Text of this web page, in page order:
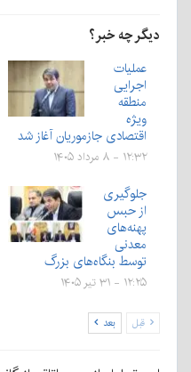
دیگر چه خبر؟
عملیات
اجرایی
منطقه
ویژه
اقتصادی جازموریان آغاز شد
۱۲:۳۲ - ۸ مرداد ۱۴۰۵
جلوگیری
از حبس
پهنه‌های
معدنی
توسط بنگاه‌های بزرگ
۱۲:۲۵ - ۳۱ تیر ۱۴۰۵
قبل بعد